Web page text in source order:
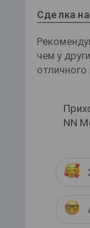
Сделка
чем у
отличного
NN